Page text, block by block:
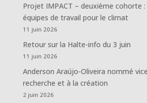
Projet IMPACT – deuxième cohorte
équipes de travail pour le climat
11 juin 2026
Retour sur la Halte-info du 3 juin
11 juin 2026
Anderson Araújo-Oliveira nommé
recherche et à la création
2 juin 2026